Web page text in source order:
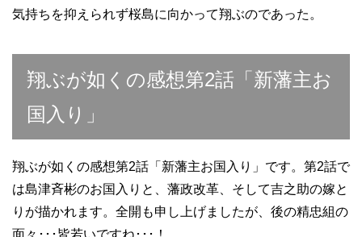
気持ちを抑えられず桜島に向かって翔ぶのであった。
翔ぶが如くの感想第2話「新藩主お
国入り」
翔ぶが如くの感想第2話「新藩主お国入り」です。第2話で
は島津斉彬のお国入りと、藩政改革、そして吉之助の嫁と
りが描かれます。全開も申し上げましたが、後の精忠組の